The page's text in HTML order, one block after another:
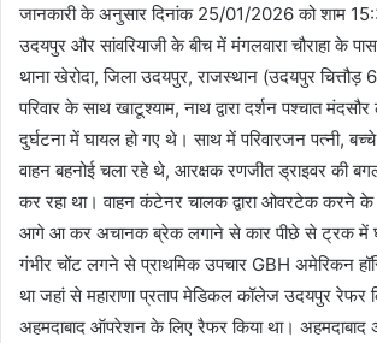
जानकारी के अनुसार दिनांक 25/01/2026 को शाम
उदयपुर और सांवरियाजी के बीच में मंगलवारा चौराहा के
थाना खेरोदा, जिला उदयपुर, राजस्थान (उदयपुर चित्तौड़
परिवार के साथ खाटूश्याम, नाथ द्वारा दर्शन पश्चात
दुर्घटना में घायल हो गए थे। साथ में परिवारजन पत्नी,
वाहन बहनोई चला रहे थे, आरक्षक रणजीत ड्राइवर की
कर रहा था। वाहन कंटेनर चालक द्वारा ओवरटेक करने के
आगे आ कर अचानक ब्रेक लगाने से कार पीछे से ट्रक में
गंभीर चोंट लगने से प्राथमिक उपचार GBH अमेरिकन
था जहां से महाराणा प्रताप मेडिकल कॉलेज उदयपुर रेफर
अहमदाबाद ऑपरेशन के लिए रैफर किया था। अहमदाबाद